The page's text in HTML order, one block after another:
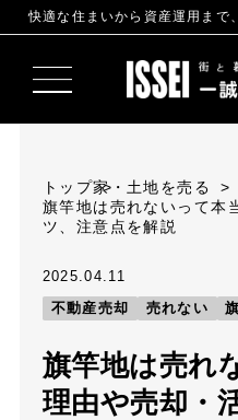
快適な住まいから資産運用まで
トップ家・土地を売る
旗竿地は売れないって本
ツ、注意点を解説
2025.04.11
不動産売却
売れない
旗竿地は売れ
理由や売却・